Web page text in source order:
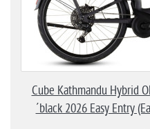
Cube Kathmandu Hybrid
´black 2026 Easy Entry